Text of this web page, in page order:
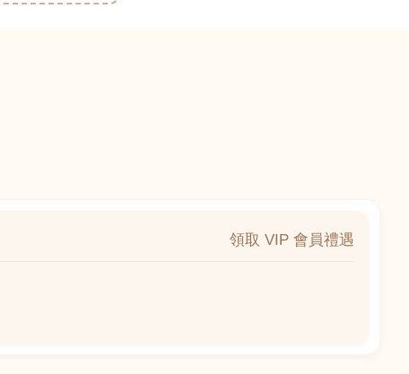
領取 VIP 會員禮遇